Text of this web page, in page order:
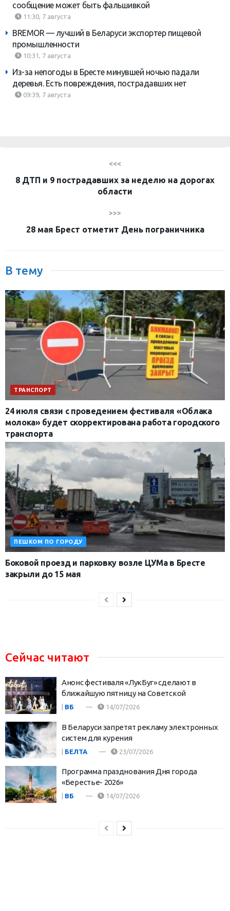
сообщение может быть фальшивкой
11:30, 7 августа
BREMOR — лучший в Беларуси экспортер пищевой
промышленности
10:31, 7 августа
Из-за непогоды в Бресте минувшей ночью падали
деревья. Есть повреждения, пострадавших нет
09:39, 7 августа
<<<
8 ДТП и 9 пострадавших за неделю на дорогах
области
>>>
28 мая Брест отметит День пограничника
В тему
ТРАНСПОРТ
24 июля связи с проведением фестиваля «Облака
молока» будет скорректирована работа городского
транспорта
ПЕШКОМ ПО ГОРОДУ
Боковой проезд и парковку возле ЦУМа в Бресте
закрыли до 15 мая
Сейчас читают
Анонс фестиваля «ЛукБуг» сделают в
ближайшую пятницу на Советской
ВБ 14/07/2026
В Беларуси запретят рекламу электронных
систем для курения
| БЕЛТА 23/07/2026
Программа празднования Дня города
«Берестье- 2026»
ВБ 14/07/2026